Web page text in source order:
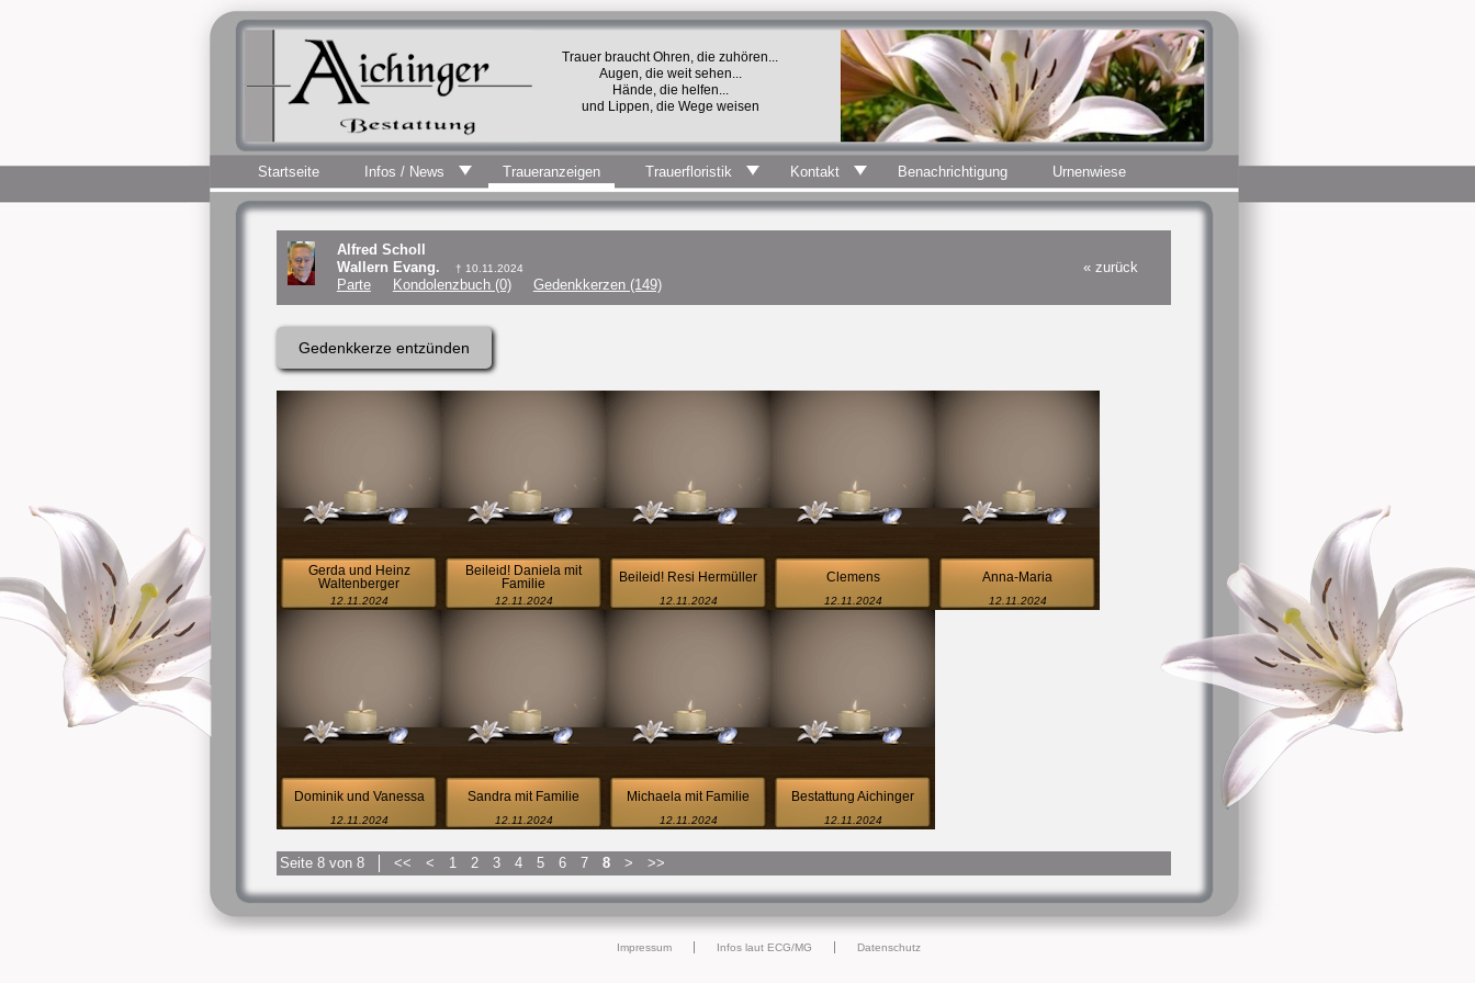
Startseite Infos / News Traueranzeigen Trauerfloristik Kontakt Benachrichtigung Urnenwiese
Alfred Scholl
Wallern Evang.
† 10.11.2024
« zurück
Parte
Kondolenzbuch (0) Gedenkkerzen (149)
Gedenkkerze entzünden
Gerda und Heinz
Waltenberger
12.11.2024
Beileid! Daniela mit
Familie
12.11.2024
Beileid! Resi Hermüller
12.11.2024
Clemens
12.11.2024
Anna-Maria
12.11.2024
Dominik und Vanessa
12.11.2024
Sandra mit Familie
12.11.2024
Michaela mit Familie
12.11.2024
Bestattung Aichinger
12.11.2024
Seite 8 von 8 << < 1 2 3 4 5 6 7 8 > >>
Impressum Infos laut ECG/MG Datenschutz
Trauer braucht Ohren, die zuhören...
Augen, die weit sehen...
Hände, die helfen...
und Lippen, die Wege weisen